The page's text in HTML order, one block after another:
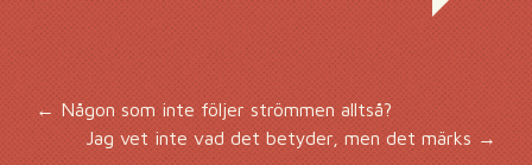
Inläggsnavigering
←Någon som inte följer strömmen alltså?
Jag vet inte vad det betyder, men det märks→